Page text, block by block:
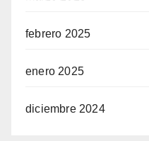
febrero 2025
enero 2025
diciembre 2024